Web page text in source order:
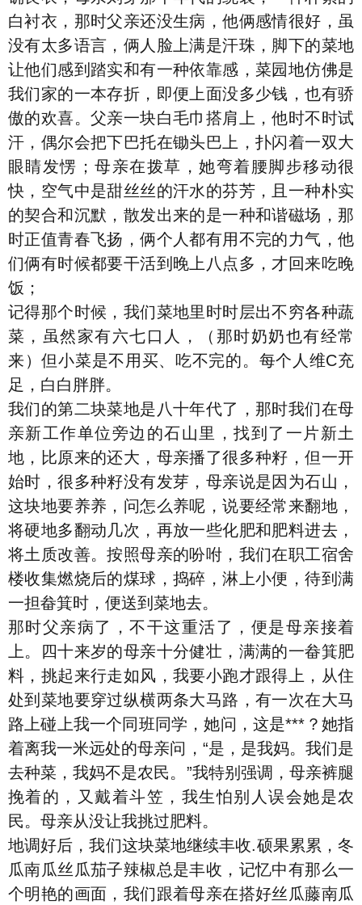
白衬衣，那时父亲还没生病，他俩感情很好，虽
没有太多语言，俩人脸上满是汗珠，脚下的菜地
让他们感到踏实和有一种依靠感，菜园地仿佛是
我们家的一本存折，即便上面没多少钱，也有骄
傲的欢喜。父亲一块白毛巾搭肩上，他时不时试
汗，偶尔会把下巴托在锄头巴上，扑闪着一双大
眼睛发愣；母亲在拨草，她弯着腰脚步移动很
快，空气中是甜丝丝的汗水的芬芳，且一种朴实
的契合和沉默，散发出来的是一种和谐磁场，那
时正值青春飞扬，俩个人都有用不完的力气，他
们俩有时候都要干活到晚上八点多，才回来吃晚
饭；
记得那个时候，我们菜地里时时层出不穷各种蔬
菜，虽然家有六七口人，（那时奶奶也有经常
来）但小菜是不用买、吃不完的。每个人维C充
足，白白胖胖。
我们的第二块菜地是八十年代了，那时我们在母
亲新工作单位旁边的石山里，找到了一片新土
地，比原来的还大，母亲播了很多种籽，但一开
始时，很多种籽没有发芽，母亲说是因为石山，
这块地要养养，问怎么养呢，说要经常来翻地，
将硬地多翻动几次，再放一些化肥和肥料进去，
将土质改善。按照母亲的吩咐，我们在职工宿舍
楼收集燃烧后的煤球，捣碎，淋上小便，待到满
一担畚箕时，便送到菜地去。
那时父亲病了，不干这重活了，便是母亲接着
上。四十来岁的母亲十分健壮，满满的一畚箕肥
料，挑起来行走如风，我要小跑才跟得上，从住
处到菜地要穿过纵横两条大马路，有一次在大马
路上碰上我一个同班同学，她问，这是***？她指
着离我一米远处的母亲问，“是，是我妈。我们是
去种菜，我妈不是农民。”我特别强调，母亲裤腿
挽着的，又戴着斗笠，我生怕别人误会她是农
民。母亲从没让我挑过肥料。
地调好后，我们这块菜地继续丰收.硕果累累，冬
瓜南瓜丝瓜茄子辣椒总是丰收，记忆中有那么一
个明艳的画面，我们跟着母亲在搭好丝瓜藤南瓜